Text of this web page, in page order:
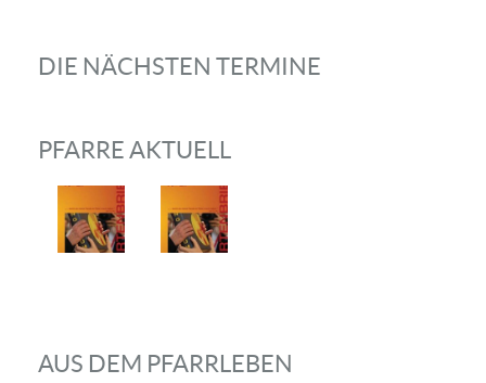
DIE NÄCHSTEN TERMINE
PFARRE AKTUELL
AUS DEM PFARRLEBEN